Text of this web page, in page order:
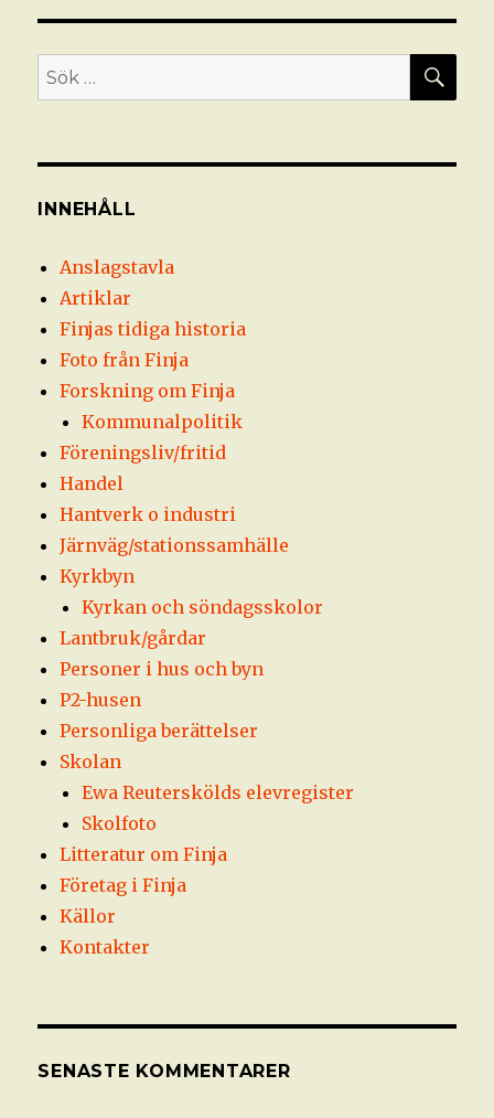
Sök
efter:
INNEHÅLL
Anslagstavla
Artiklar
Finjas tidiga historia
Foto från Finja
Forskning om Finja
Kommunalpolitik
Föreningsliv/fritid
Handel
Hantverk o industri
Järnväg/stationssamhälle
Kyrkbyn
Kyrkan och söndagsskolor
Lantbruk/gårdar
Personer i hus och byn
P2-husen
Personliga berättelser
Skolan
Ewa Reuterskölds elevregister
Skolfoto
Litteratur om Finja
Företag i Finja
Källor
Kontakter
SENASTE KOMMENTARER